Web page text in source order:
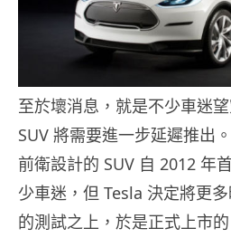
至於壞消息，就是不少車迷
SUV 將需要進一步延遲推出
前衛設計的 SUV 自 2012 年
少車迷，但 Tesla 決定將更
的測試之上，於是正式上市